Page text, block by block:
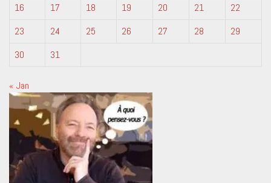
16
17 18 19 20 21
22
23
24 25 26 27 28
29
30
31
« Jan